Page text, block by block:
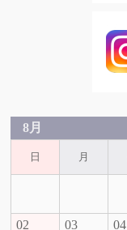
8月
日 月
02 03 04